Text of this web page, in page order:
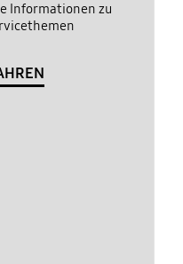
Informationen zu